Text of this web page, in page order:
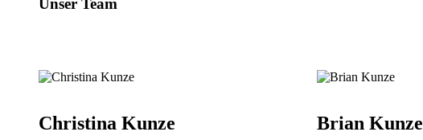
Unser Team
Christina Kunze Brian Kunze